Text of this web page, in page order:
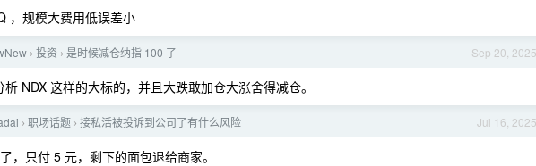
，规模大费用低误差小
Sep 20, 2025
› 投资 › 是时候减仓纳指 100 了
NDX 这样的大标的，并且大跌敢加仓大涨舍得减仓。
Jul 16, 2025
› 职场话题 › 接私活被投诉到公司了有什么风险
，只付 5 元，剩下的面包退给商家。